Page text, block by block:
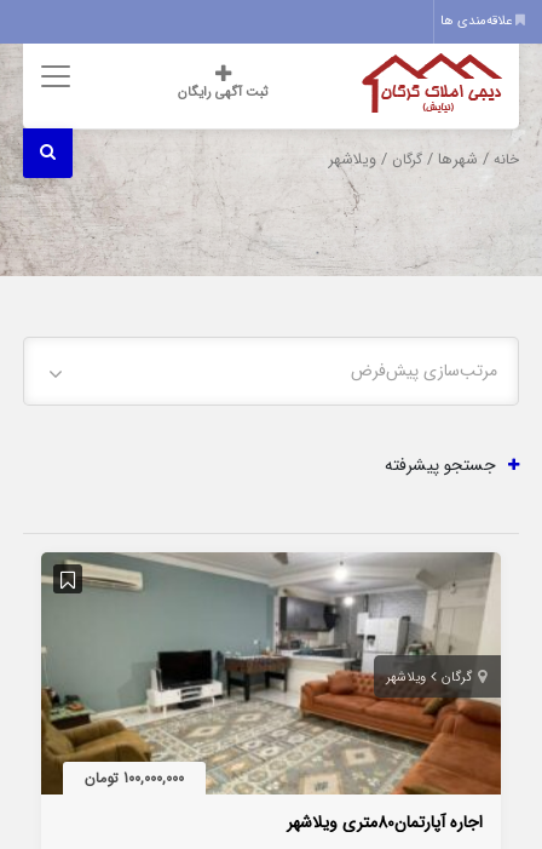
علاقه‌مندی ها
ثبت آگهی رایگان
خانه/ شهرها /گرگان / ویلاشهر
مرتب‌سازی پیش‌فرض
جستجو پیشرفته
گرگان ویلاشهر
100,000,000 تومان
اجاره آپارتمان80متری ویلاشهر